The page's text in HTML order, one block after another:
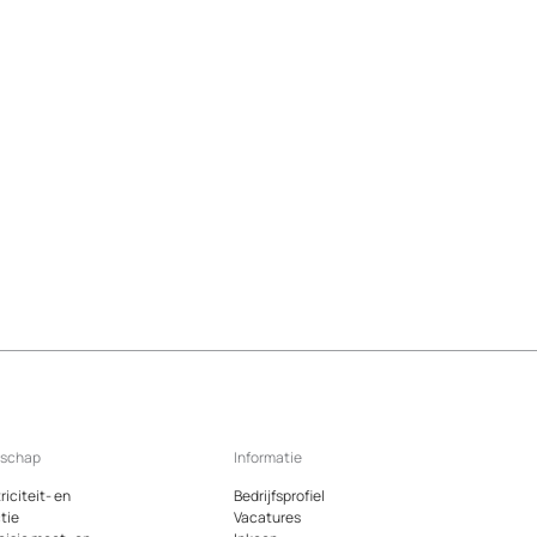
en
Informatie
Bedrijfsprofiel
Vacatures